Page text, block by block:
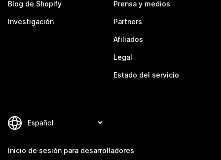
Blog de Shopify
Investigación
Prensa y medios
Partners
Afiliados
Legal
Estado del servicio
Inicio de sesión para desarrolladores